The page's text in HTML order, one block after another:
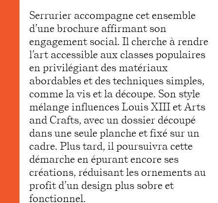
Serrurier accompagne cet ensemble
d’une brochure affirmant son
engagement social. Il cherche à rendre
l’art accessible aux classes populaires
en privilégiant des matériaux
abordables et des techniques simples,
comme la vis et la découpe. Son style
mélange influences Louis XIII et Arts
and Crafts, avec un dossier découpé
dans une seule planche et fixé sur un
cadre. Plus tard, il poursuivra cette
démarche en épurant encore ses
créations, réduisant les ornements au
profit d’un design plus sobre et
fonctionnel.